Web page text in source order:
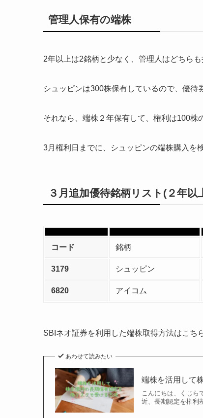
管理人保有の端株
2年以上は2銘柄と少なく、管理人はどちらも
シュッピンは300株保有しているので、優待
それなら、端株２年保有して、権利は100株
3月権利日までに、シュッピンの端株購入を
３月追加優待銘柄リスト(２年以
コード 銘柄
3179 シュッピン
6820 アイコム
SBIネオ証券を利用した端株取得方法はこち
あわせて読みたい
端株を活用して
こんにちは、くじら
近、長期認定を権利